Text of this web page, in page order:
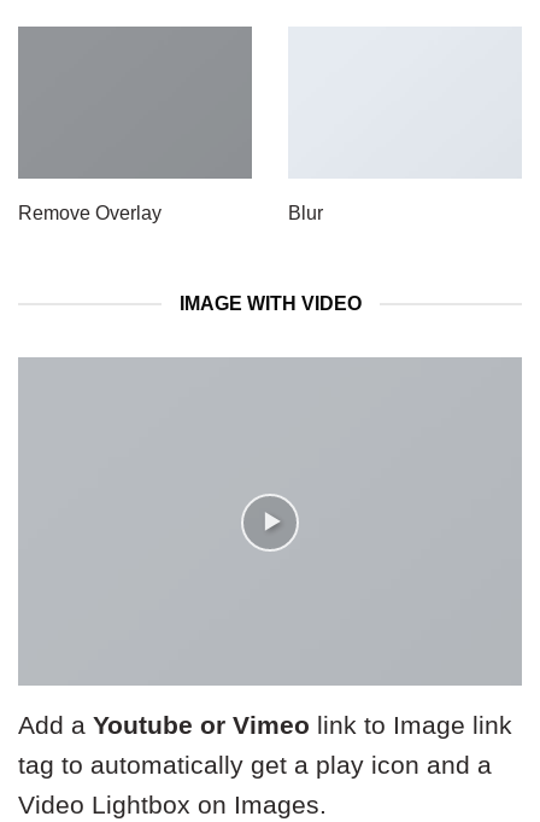
Remove Overlay Blur
IMAGE WITH VIDEO
Add a Youtube or Vimeo link to Image link
tag to automatically get a play icon and a
Video Lightbox on Images.